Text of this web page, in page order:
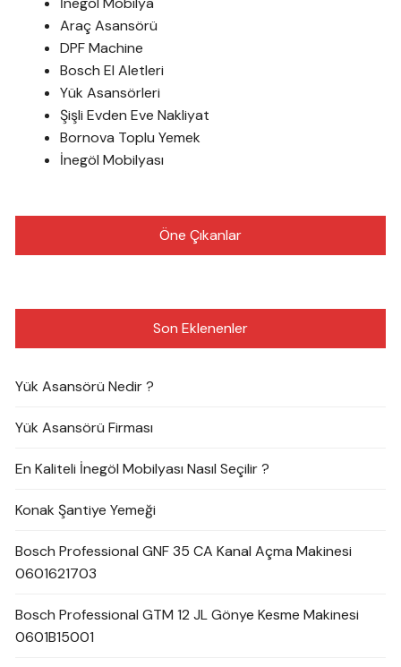
Araç Asansörü
DPF Machine
Bosch El Aletleri
Yük Asansörleri
Şişli Evden Eve Nakliyat
Bornova Toplu Yemek
İnegöl Mobilyası
Öne Çıkanlar
Son Eklenenler
Yük Asansörü Nedir ?
Yük Asansörü Firması
En Kaliteli İnegöl Mobilyası Nasıl Seçilir ?
Konak Şantiye Yemeği
Bosch Professional GNF 35 CA Kanal Açma Makinesi
0601621703
Bosch Professional GTM 12 JL Gönye Kesme Makinesi
0601B15001